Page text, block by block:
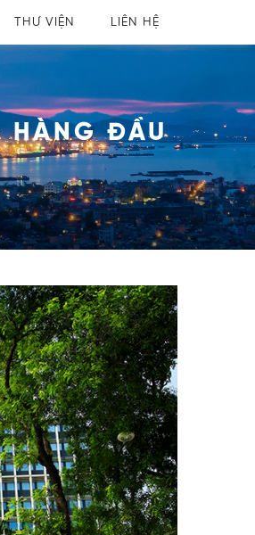
THƯ VIỆN LIÊN HỆ
HÀNG ĐẦU